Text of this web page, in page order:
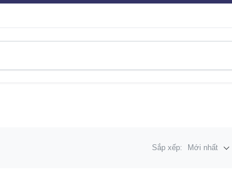
Sắp xếp: Mới nhất